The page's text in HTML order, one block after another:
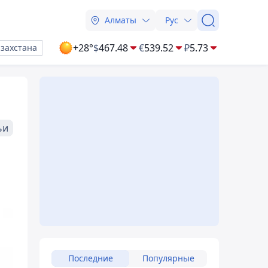
Алматы Рус
+28°$467.48 €539.52 ₽5.73
Последние Популярные